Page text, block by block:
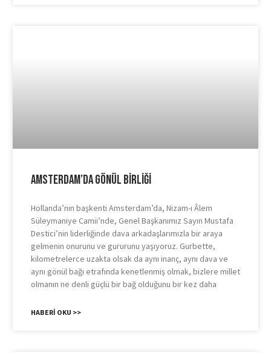
Amsterdam’da Gönül Birliği
Hollanda’nın başkenti Amsterdam’da, Nizam-ı Âlem
Süleymaniye Camii’nde, Genel Başkanımız Sayın Mustafa
Destici’nin liderliğinde dava arkadaşlarımızla bir araya
gelmenin onurunu ve gururunu yaşıyoruz. Gurbette,
kilometrelerce uzakta olsak da aynı inanç, aynı dava ve
aynı gönül bağı etrafında kenetlenmiş olmak, bizlere millet
olmanın ne denli güçlü bir bağ olduğunu bir kez daha
HABERI OKU >>